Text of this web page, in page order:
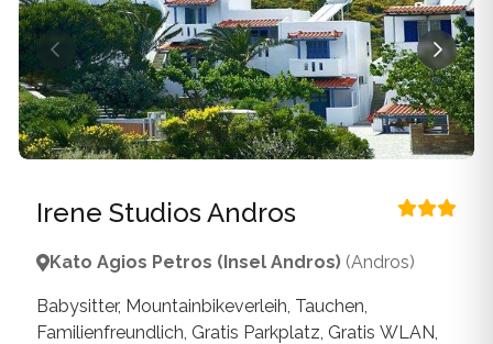
Irene Studios Andros
Kato Agios Petros (Insel Andros) (Andros)
Babysitter, Mountainbikeverleih, Tauchen,
Familienfreundlich, Gratis Parkplatz, Gratis WLAN,